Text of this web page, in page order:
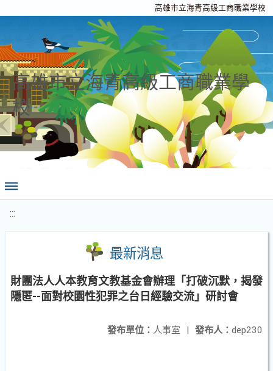
高雄市立海青高級工商職業學校
高雄市立海青高級工商職業學
校
:::
最新消息
財團法人人本教育文教基金會辦理「打破沉默，揭發
隱匿--面對校園性犯罪之台日經驗交流」研討會
發布人： dep230
發布單位： 人事室 |